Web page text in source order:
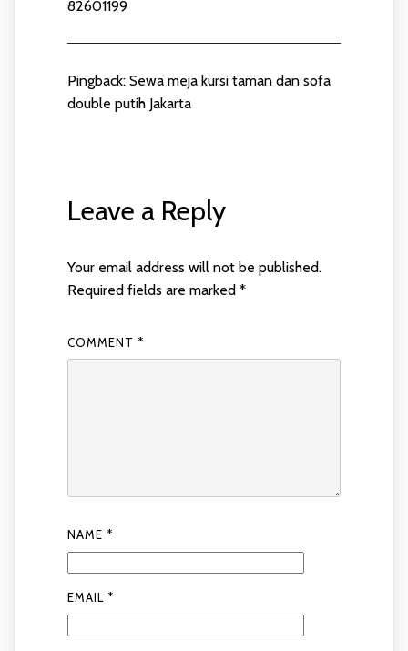
82601199
Pingback:Sewa meja kursi taman dan sofa
double putih Jakarta
Leave a Reply
Your email address will not be published.
Required fields are marked*
COMMENT *
NAME *
EMAIL *